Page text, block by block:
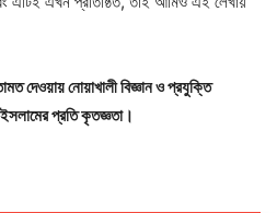
দেওয়ায় নোয়াখালী বিজ্ঞান ও প্রযুক্তি
প্রতি কৃতজ্ঞতা।